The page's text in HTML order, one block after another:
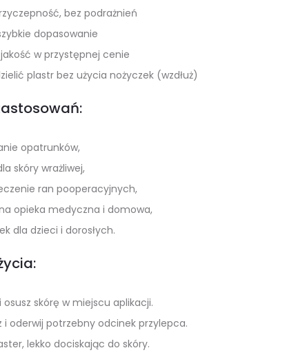
bez podrażnień
dopasowanie
w przystępnej cenie
plastr bez użycia nożyczek (wzdłuż)
opatrunków,
skóry wrażliwej,
ran pooperacyjnych,
opieka medyczna i domowa,
dla dzieci i dorosłych.
osusz skórę w miejscu aplikacji.
i oderwij potrzebny odcinek przylepca.
lekko dociskając do skóry.